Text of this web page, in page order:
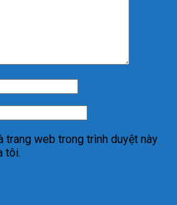
trang web trong trình duyệt này
tôi.